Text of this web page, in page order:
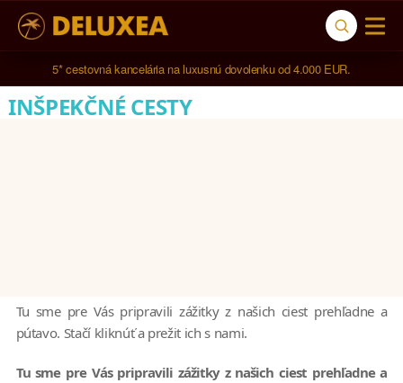
5* cestovná kancelária na luxusnú dovolenku od 4.000 EUR.
INŠPEKČNÉ CESTY
Tu sme pre Vás pripravili zážitky z našich ciest prehľadne a
pútavo. Stačí kliknúť a prežit ich s nami.
Tu sme pre Vás pripravili zážitky z našich ciest prehľadne a